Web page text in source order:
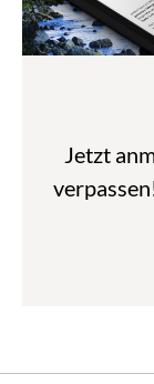
Jetzt